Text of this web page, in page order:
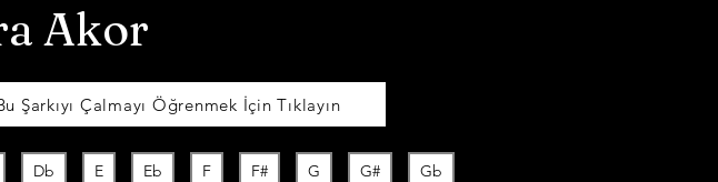
Akor
Şarkıyı Çalmayı Öğrenmek İçin Tıklayın
Db E Eb F F# G G# Gb